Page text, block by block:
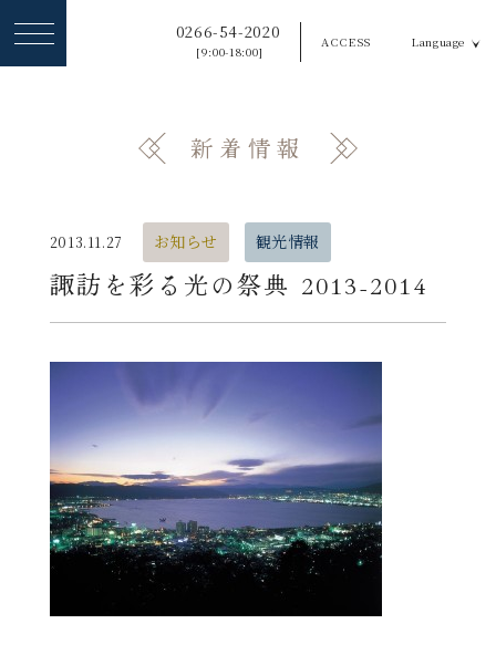
0266-54-2020
[9:00-18:00]
ACCESS Language
新着情報
諏訪を彩る光の祭典 2013-2014
2013.11.27 お知らせ 観光情報